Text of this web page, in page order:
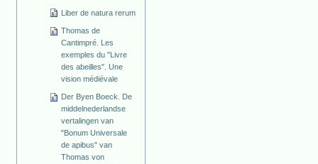
Liber de natura rerum
Thomas de
Cantimpré. Les
exemples du "Livre
des abeilles". Une
vision médiévale
Der Byen Boeck. De
middelnederlandse
vertalingen van
"Bonum Universale
de apibus" van
Thomas von